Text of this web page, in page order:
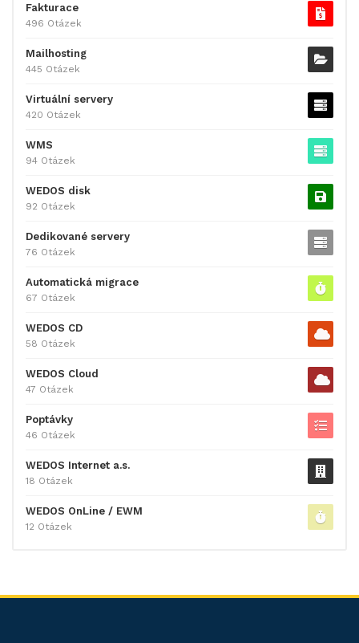
Fakturace
496 Otázek
Mailhosting
445 Otázek
Virtuální servery
420 Otázek
WMS
94 Otázek
WEDOS disk
92 Otázek
Dedikované servery
76 Otázek
Automatická migrace
67 Otázek
WEDOS CD
58 Otázek
WEDOS Cloud
47 Otázek
Poptávky
46 Otázek
WEDOS Internet a.s.
18 Otázek
WEDOS OnLine / EWM
12 Otázek